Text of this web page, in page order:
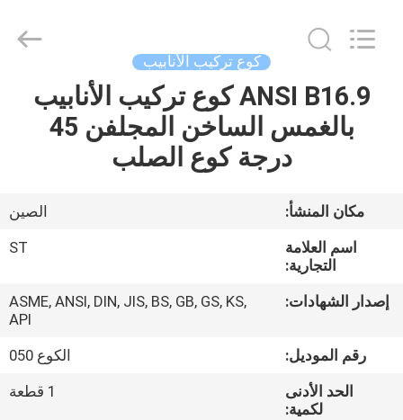
منزل
أشرطة
فيديو
عرض
الافتراضي
Shengtian
كوع تركيب الأنابيب
ANSI B16.9 كوع تركيب الأنابيب
بالغمس الساخن المجلفن 45
درجة كوع الصلب
مكان المنشأ:
الصين
اسم العلامة
التجارية:
ST
إصدار الشهادات:
ASME, ANSI, DIN, JIS, BS, GB, GS, KS,
API
رقم الموديل:
الكوع 050
الحد الأدنى
لكمية:
1 قطعة